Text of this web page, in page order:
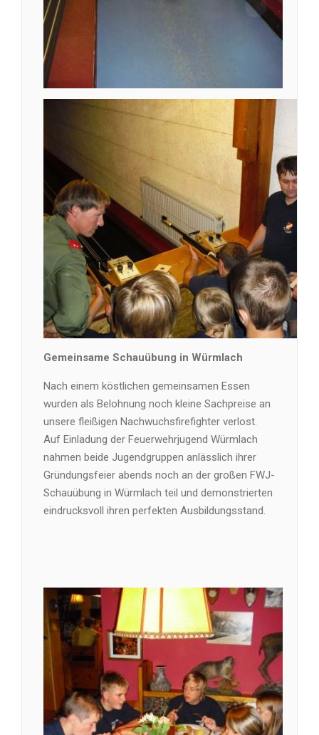
Gemeinsame Schauübung in Würmlach
Nach einem köstlichen gemeinsamen Essen
wurden als Belohnung noch kleine Sachpreise an
unsere fleißigen Nachwuchsfirefighter verlost.
Auf Einladung der Feuerwehrjugend Würmlach
nahmen beide Jugendgruppen anlässlich ihrer
Gründungsfeier abends noch an der großen FWJ-
Schauübung in Würmlach teil und demonstrierten
eindrucksvoll ihren perfekten Ausbildungsstand.